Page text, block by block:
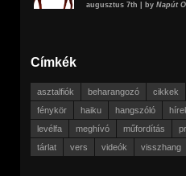
augusztus 7th | by Napút
Címkék
asztalfiók beharangozó cikkek
fénykör
haiku hangszóló
levélfa
meghívó műfordítás
tárlat
vers videók visszhang